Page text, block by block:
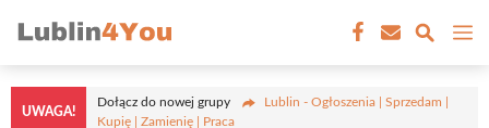
do
treści
UWAGA!
Dołącz do nowej grupy
Lublin - Ogłoszenia | Sprzedam |
Kupię | Zamienię | Praca